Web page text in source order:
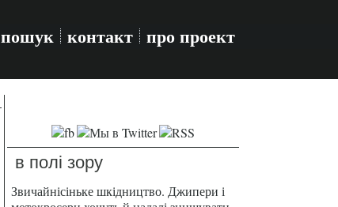
пошук контакт про проект
в полі зору
Звичайнісіньке шкідництво. Джипери і